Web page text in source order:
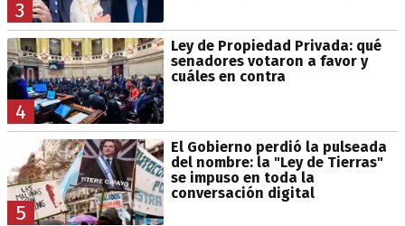
3
4
Ley de Propiedad Privada: qué
senadores votaron a favor y
cuáles en contra
5
El Gobierno perdió la pulseada
del nombre: la "Ley de Tierras"
se impuso en toda la
conversación digital